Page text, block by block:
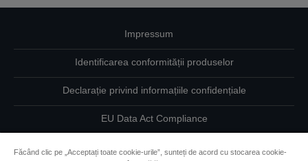
Impressum
Identificarea conformității produselor
Declarație privind informațiile confidențiale
EU Data Act Compliance
Contactaţi-ne în legătură cu datele dumneavoastră
Făcând clic pe „Acceptați toate cookie-urile”, sunteți de acord cu stocarea cookie-